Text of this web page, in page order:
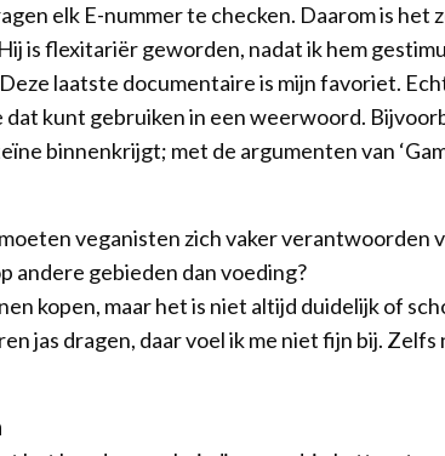
elk E-nummer te checken. Daarom is het
is flexitariër geworden, nadat ik hem
Deze laatste documentaire is mijn favoriet.
dat kunt gebruiken in een weerwoord.
binnenkrijgt; met de argumenten van
veganisten zich vaker verantwoorden
andere gebieden dan voeding?
kopen, maar het is niet altijd duidelijk of
jas dragen, daar voel ik me niet fijn bij. Zelfs